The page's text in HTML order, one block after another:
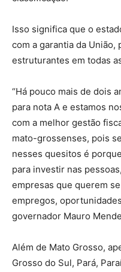
Isso significa que o
com a garantia da União,
estruturantes em todas
“Há pouco mais de dois
para nota A e estamos
com a melhor gestão
mato-grossenses, pois
nesses quesitos é
para investir nas
empresas que querem
empregos,
governador Mauro
Além de Mato Grosso,
Grosso do Sul, Pará,